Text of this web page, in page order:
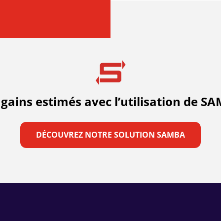
estimés avec l’utilisation de
DÉCOUVREZ NOTRE SOLUTION SAMBA